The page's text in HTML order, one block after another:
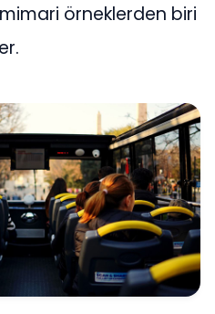
örneklerden biri